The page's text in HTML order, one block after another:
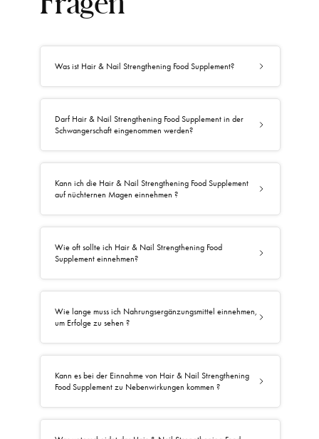
Was ist Hair & Nail Strengthening Food Supplement?
Darf Hair & Nail Strengthening Food Supplement in der
Schwangerschaft eingenommen werden?
Kann ich die Hair & Nail Strengthening Food Supplement
auf nüchternen Magen einnehmen ?
Wie oft sollte ich Hair & Nail Strengthening Food
Supplement einnehmen?
Wie lange muss ich Nahrungsergänzungsmittel einnehmen,
um Erfolge zu sehen ?
Kann es bei der Einnahme von Hair & Nail Strengthening
Food Supplement zu Nebenwirkungen kommen ?